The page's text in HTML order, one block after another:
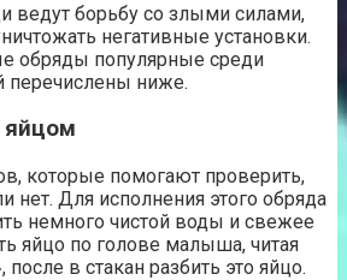
ведут борьбу со злыми силами,
негативные установки.
обряды популярные среди
ниже.
которые помогают проверить,
нет. Для исполнения этого обряда
немного чистой воды и свежее
яйцо по голове малыша, читая
в стакан разбить это яйцо.